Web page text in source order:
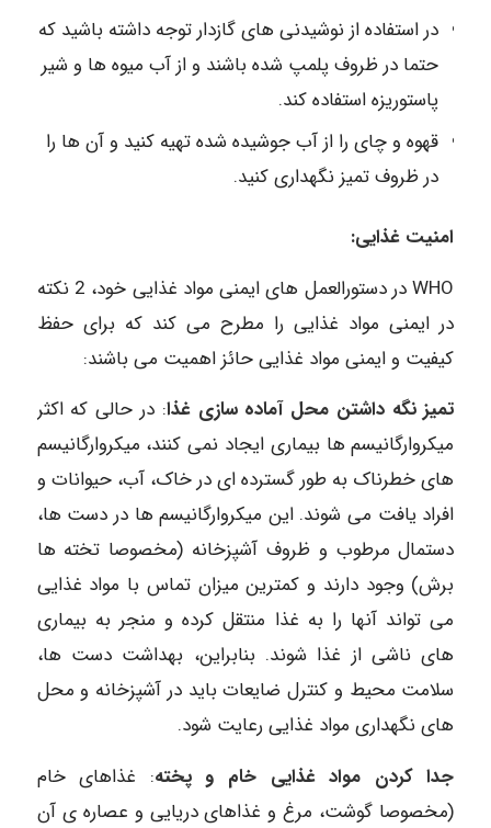
در استفاده از نوشیدنی های گازدار توجه داشته باشید که
حتما در ظروف پلمپ شده باشند و از آب میوه ها و شیر
پاستوریزه استفاده کند.
قهوه و چای را از آب جوشیده شده تهیه کنید و آن ها را
در ظروف تمیز نگهداری کنید.
امنیت غذایی:
WHO در دستورالعمل های ایمنی مواد غذایی خود، 2 نکته
در ایمنی مواد غذایی را مطرح می کند که برای حفظ
کیفیت و ایمنی مواد غذایی حائز اهمیت می باشند:
تمیز نگه داشتن محل آماده سازی غذا: در حالی که اکثر
میکروارگانیسم ها بیماری ایجاد نمی کنند، میکروارگانیسم
های خطرناک به طور گسترده ای در خاک، آب، حیوانات و
افراد یافت می شوند. این میکروارگانیسم ها در دست ها،
دستمال مرطوب و ظروف آشپزخانه (مخصوصا تخته ها
برش) وجود دارند و کمترین میزان تماس با مواد غذایی
می تواند آنها را به غذا منتقل کرده و منجر به بیماری
های ناشی از غذا شوند. بنابراین، بهداشت دست ها،
سلامت محیط و کنترل ضایعات باید در آشپزخانه و محل
های نگهداری مواد غذایی رعایت شود.
جدا کردن مواد غذایی خام و پخته: غذاهای خام
(مخصوصا گوشت، مرغ و غذاهای دریایی و عصاره ی آن